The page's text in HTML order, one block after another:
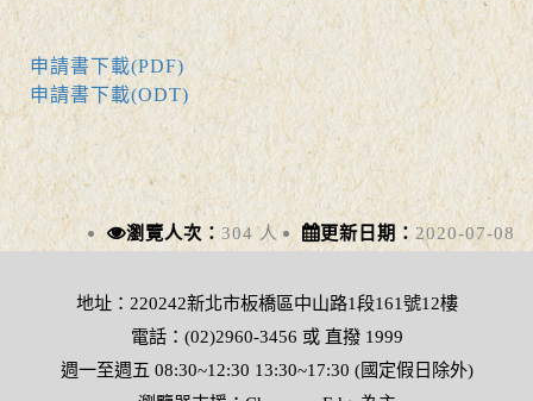
申請書下載(PDF)
申請書下載(ODT)
瀏覽人次： 304 人 更新日期： 2020-07-08
地址：220242新北市板橋區中山路1段161號12樓
電話：(02)2960-3456 或 直撥 1999
週一至週五 08:30~12:30 13:30~17:30 (國定假日除外)